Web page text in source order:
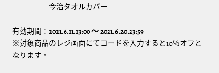
今治タオルカバー
有効期間： 2021.6.11.13:00 ～ 2021.6.20.23:59
※対象商品のレジ画面にてコードを入力すると10％オフと
なります。